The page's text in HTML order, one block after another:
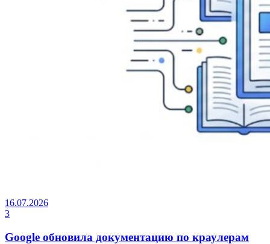
16.07.2026
3
Google обновила документацию по краулерам